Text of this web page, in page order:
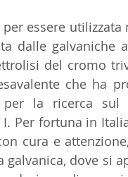
essere
dalle galvaniche
del cromo
che ha
per la ricerca
Per fortuna in
cura e
dove si